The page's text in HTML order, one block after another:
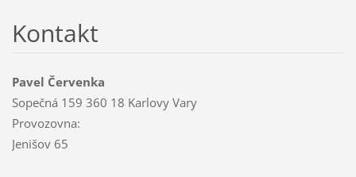
Kontakt
Pavel Červenka
Sopečná 159 360 18 Karlovy Vary
Provozovna:
Jenišov 65